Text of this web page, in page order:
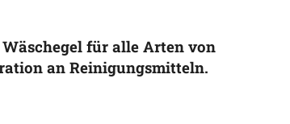
für alle Arten von
an Reinigungsmitteln.